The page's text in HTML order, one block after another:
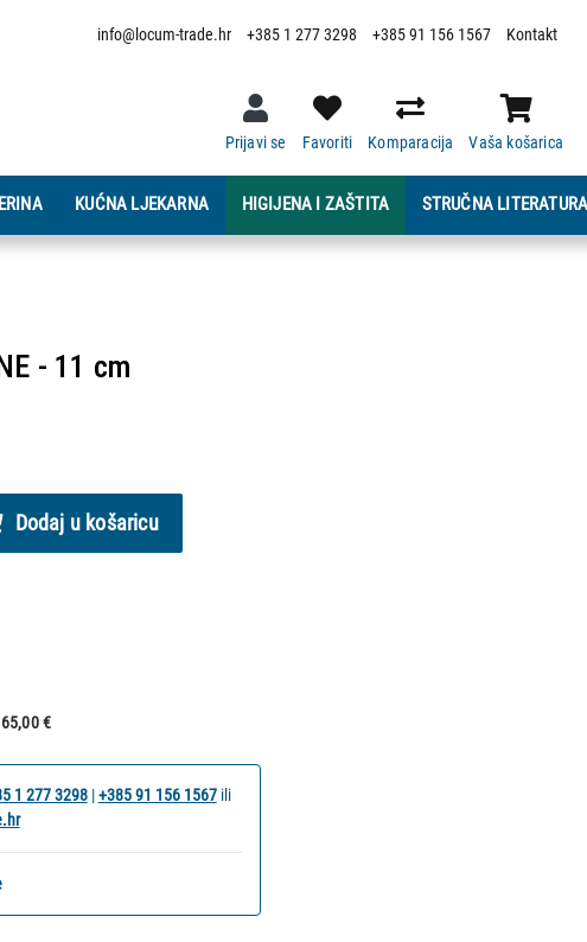
info@locum-trade.hr +385 1 277 3298 +385 91 156 1567 Kontakt
Vaša košarica
Komparacija
Favoriti
Prijavi se
KUĆNA LJEKARNA HIGIJENA I ZAŠTITA STRUČNA
- 11 cm
Dodaj u košaricu
65,00 €
1 277 3298|+385 91 156 1567 ili